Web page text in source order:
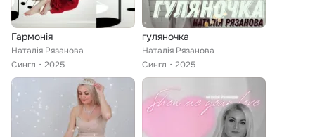
Гармонія
Наталія Рязанова
Сингл
2025
гуляночка
Наталія Рязанова
Сингл
2025